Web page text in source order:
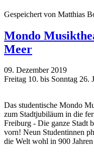
Gespeichert von Matthias
Mondo
Meer
09. Dezember 2019
Freitag 10. bis Sonntag 26.
Das studentische Mondo
zum Stadtjubiläum in die
Freiburg - Die ganze Stadt
vorn! Neun Studentinnen
die Welt wohl in 900 Jahren